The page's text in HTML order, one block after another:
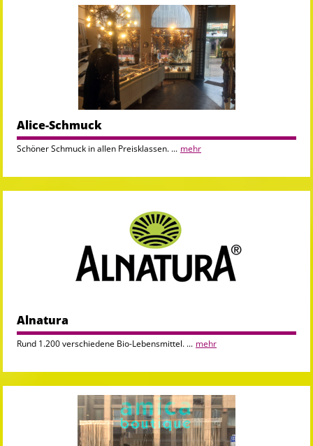
Alice-Schmuck
Schöner Schmuck in allen Preisklassen. ... mehr
Alnatura
Rund 1.200 verschiedene Bio-Lebensmittel. ... mehr